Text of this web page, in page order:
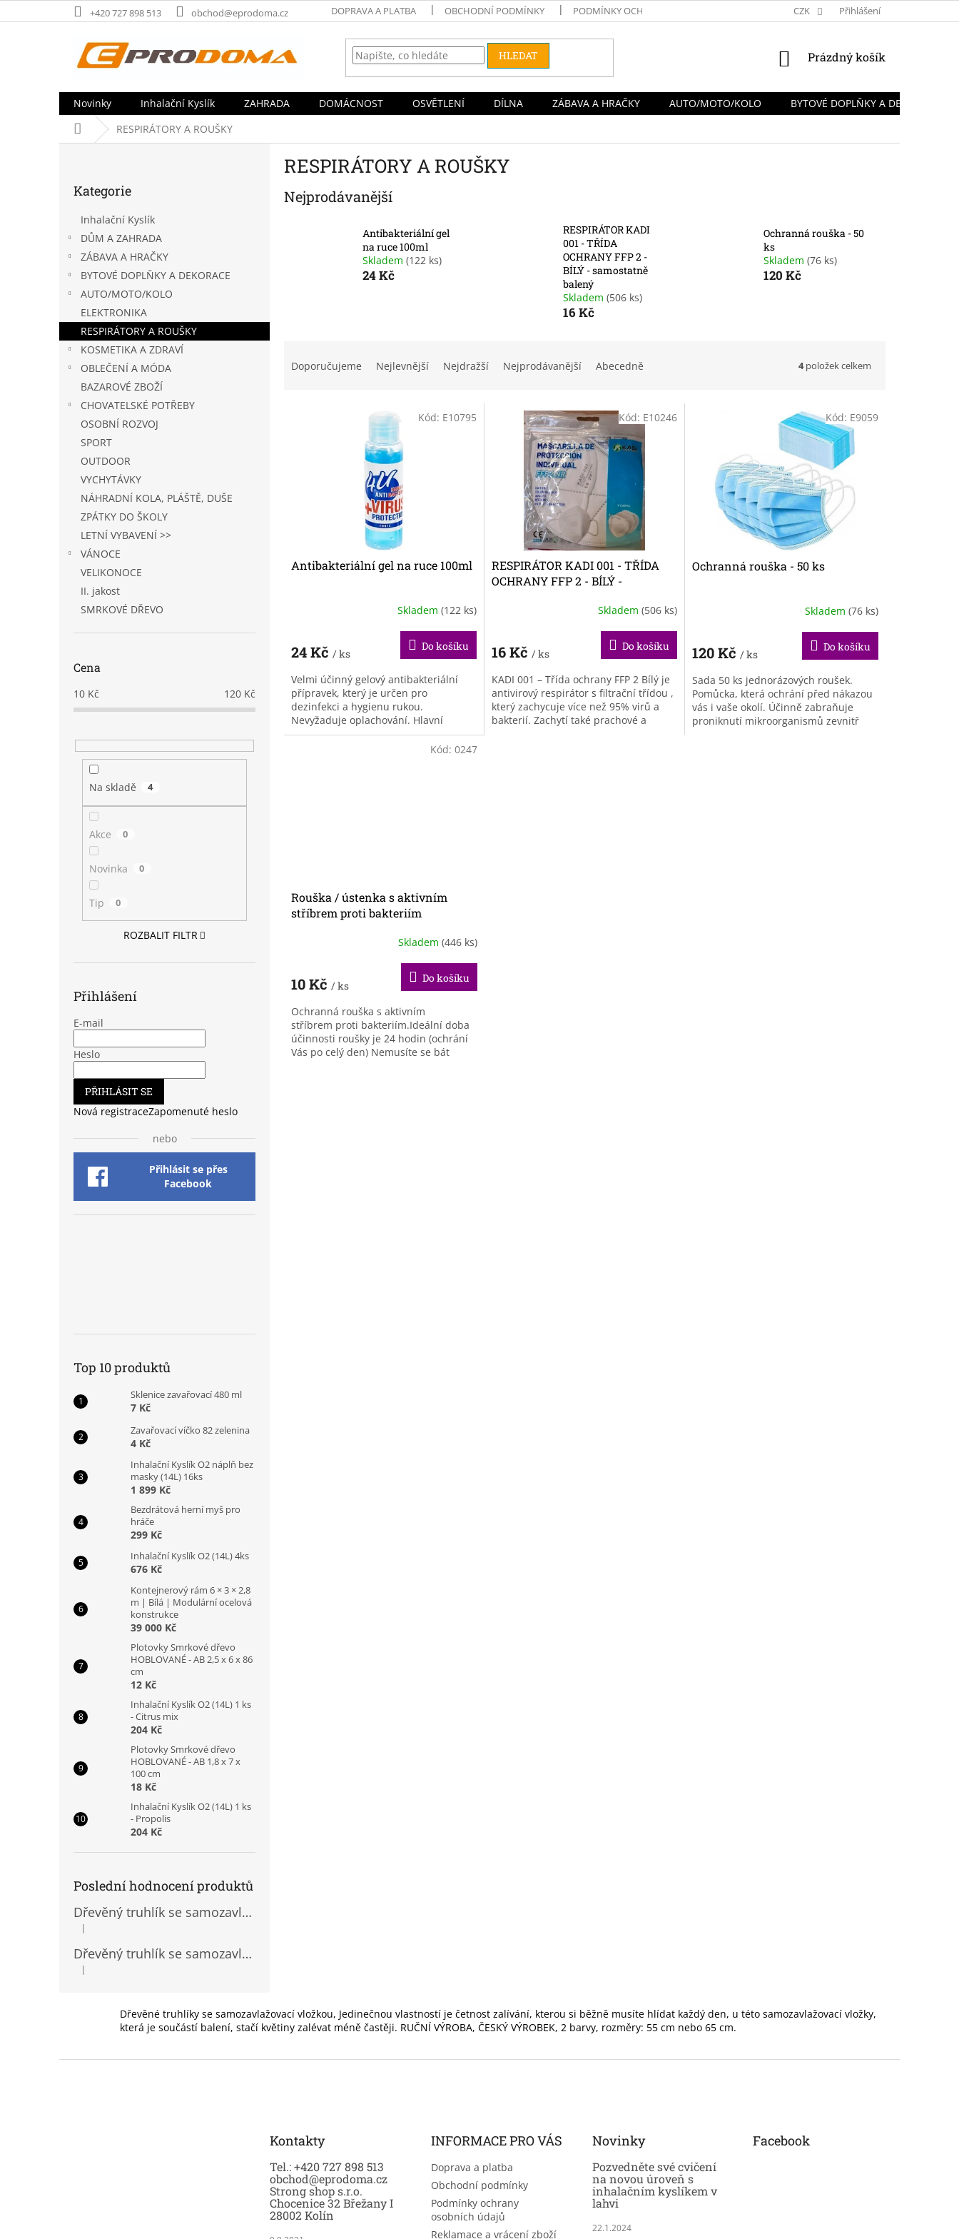
na
+420 727 898 513 obchod@eprodoma.cz DOPRAVA A PLATBA OBCHODNÍ PODMÍNKY PODMÍNKY OCHRANY OSOBNÍCH ÚDAJŮ REKLAMACE A VRÁCENÍ ZBOŽÍ
CZK Přihlášení
HLEDAT
NÁKUPNÍ
Prázdný košík
Novinky Inhalační Kyslík ZAHRADA DOMÁCNOST OSVĚTLENÍ DÍLNA ZÁBAVA A HRAČKY AUTO/MOTO/KOLO
BYTOVÉ DOPLŇKY A DEKORACE
Domů RESPIRÁTORY A ROUŠKY
n
e
kategorie
Kategorie
Inhalační Kyslík
DŮM A ZAHRADA
ZÁBAVA A HRAČKY
BYTOVÉ DOPLŇKY A DEKORACE
AUTO/MOTO/KOLO
ELEKTRONIKA
RESPIRÁTORY A ROUŠKY
KOSMETIKA A ZDRAVÍ
OBLEČENÍ A MÓDA
BAZAROVÉ ZBOŽÍ
CHOVATELSKÉ POTŘEBY
OSOBNÍ ROZVOJ
SPORT
OUTDOOR
VYCHYTÁVKY
NÁHRADNÍ KOLA, PLÁŠTĚ, DUŠE
ZPÁTKY DO ŠKOLY
LETNÍ VYBAVENÍ >>
VÁNOCE
VELIKONOCE
II. jakost
SMRKOVÉ DŘEVO
Cena
10 Kč 120 Kč
Na skladě 4
Akce 0
Novinka 0
Tip 0
ROZBALIT FILTR
Přihlášení
E-mail
Heslo
PŘIHLÁSIT SE
Nová registraceZapomenuté heslo
nebo
Přihlásit se přes
Facebook
Top 10 produktů
Sklenice zavařovací 480 ml
7 Kč
Zavařovací víčko 82 zelenina
4 Kč
Inhalační Kyslík O2 náplň bez
masky (14L) 16ks
1 899 Kč
Bezdrátová herní myš pro
hráče
299 Kč
Inhalační Kyslík O2 (14L) 4ks
676 Kč
Kontejnerový rám 6 × 3 × 2,8
m | Bílá | Modulární ocelová
konstrukce
39 000 Kč
Plotovky Smrkové dřevo
HOBLOVANÉ - AB 2,5 x 6 x 86
cm
12 Kč
Inhalační Kyslík O2 (14L) 1 ks
- Citrus mix
204 Kč
Plotovky Smrkové dřevo
HOBLOVANÉ - AB 1,8 x 7 x
100 cm
18 Kč
Inhalační Kyslík O2 (14L) 1 ks
- Propolis
204 Kč
Poslední hodnocení produktů
Dřevěný truhlík se samozavlažovací vložkou
Hodnocení produktu je 5 z 5 hvězdiček.
|
Dřevěný truhlík se samozavlažovací vložkou
Hodnocení produktu je 5 z 5 hvězdiček.
|
RESPIRÁTORY A ROUŠKY
Nejprodávanější
Antibakteriální gel
na ruce 100ml
Skladem (122 ks)
24 Kč
RESPIRÁTOR KADI
001 - TŘÍDA
OCHRANY FFP 2 -
BÍLÝ - samostatně
balený
Skladem (506 ks)
16 Kč
Ochranná rouška ​​- 50
ks
Skladem (76 ks)
120 Kč
Doporučujeme Nejlevnější Nejdražší Nejprodávanější Abecedně 4položek celkem
kAntibakteriální gel na ruce 100ml
Skladem (122 ks)
24 Kč / ks
Do košíku
Velmi účinný gelový antibakteriální
přípravek, který je určen pro
dezinfekci a hygienu rukou.
Nevyžaduje oplachování. Hlavní
složkou gelu je 70% alkohol, který s
Kód: E10795
RESPIRÁTOR KADI 001 - TŘÍDA
OCHRANY FFP 2 - BÍLÝ -
Skladem (506 ks)
16 Kč / ks
Do košíku
KADI 001 – Třída ochrany FFP 2 Bílý je
antivirový respirátor s filtrační třídou ,
který zachycuje více než 95% virů a
bakterií. Zachytí také prachové a
Kód: E10246
Ochranná rouška ​​- 50 ks
je
z
5
hvězdiček.
Skladem (76 ks)
120 Kč / ks
Do košíku
Sada 50 ks jednorázových roušek.
Pomůcka, která ochrání před nákazou
vás i vaše okolí. Účinně zabraňuje
proniknutí mikroorganismů zevnitř
Kód: E9059
Rouška / ústenka s aktivním
stříbrem proti bakteriím
je
z
5
hvězdiček.
Skladem (446 ks)
10 Kč / ks
Do košíku
Ochranná rouška s aktivním
stříbrem proti bakteriím.Ideální doba
účinnosti roušky je 24 hodin (ochrání
Vás po celý den) Nemusíte se bát
Kód: 0247
Dřevěné truhlíky se samozavlažovací vložkou, Jedinečnou vlastností je četnost zalívání, kterou si běžně musíte hlídat každý den, u této samozavlažovací vložky,
která je součástí balení, stačí květiny zalévat méně častěji. RUČNÍ VÝROBA, ČESKÝ VÝROBEK, 2 barvy, rozměry: 55 cm nebo 65 cm.
Kontakty
Tel.: +420 727 898 513
obchod@eprodoma.cz
Strong shop s.r.o.
Chocenice 32 Břežany I
28002 Kolín
INFORMACE PRO VÁS
Doprava a platba
Obchodní podmínky
Podmínky ochrany
osobních údajů
Reklamace a vrácení zboží
Novinky
Pozvedněte své cvičení
na novou úroveň s
inhalačním kyslíkem v
lahvi
22.1.2024
Facebook